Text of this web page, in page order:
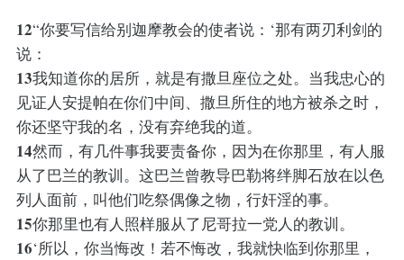
12“你要写信给别迦摩教会的使者说：‘那有两刃利剑的
说：
13我知道你的居所，就是有撒旦座位之处。当我忠心的
见证人安提帕在你们中间、撒旦所住的地方被杀之时，
你还坚守我的名，没有弃绝我的道。
14然而，有几件事我要责备你，因为在你那里，有人服
从了巴兰的教训。这巴兰曾教导巴勒将绊脚石放在以色
列人面前，叫他们吃祭偶像之物，行奸淫的事。
15你那里也有人照样服从了尼哥拉一党人的教训。
16‘所以，你当悔改！若不悔改，我就快临到你那里，